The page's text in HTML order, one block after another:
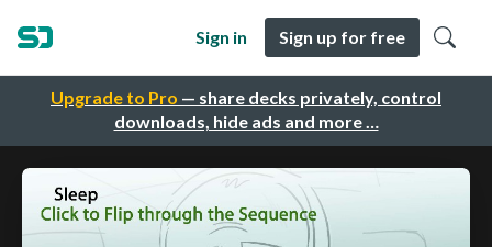
Upgrade to Pro — share decks privately, control
downloads, hide ads and more …
Sign in Sign up for free